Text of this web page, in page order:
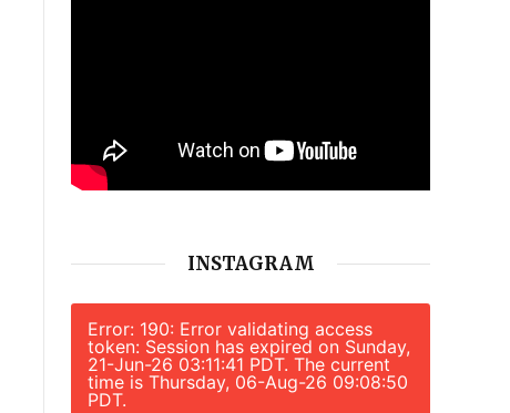
INSTAGRAM
Error: 190: Error validating access
token: Session has expired on Sunday,
21-Jun-26 03:11:41 PDT. The current
time is Thursday, 06-Aug-26 09:08:50
PDT.